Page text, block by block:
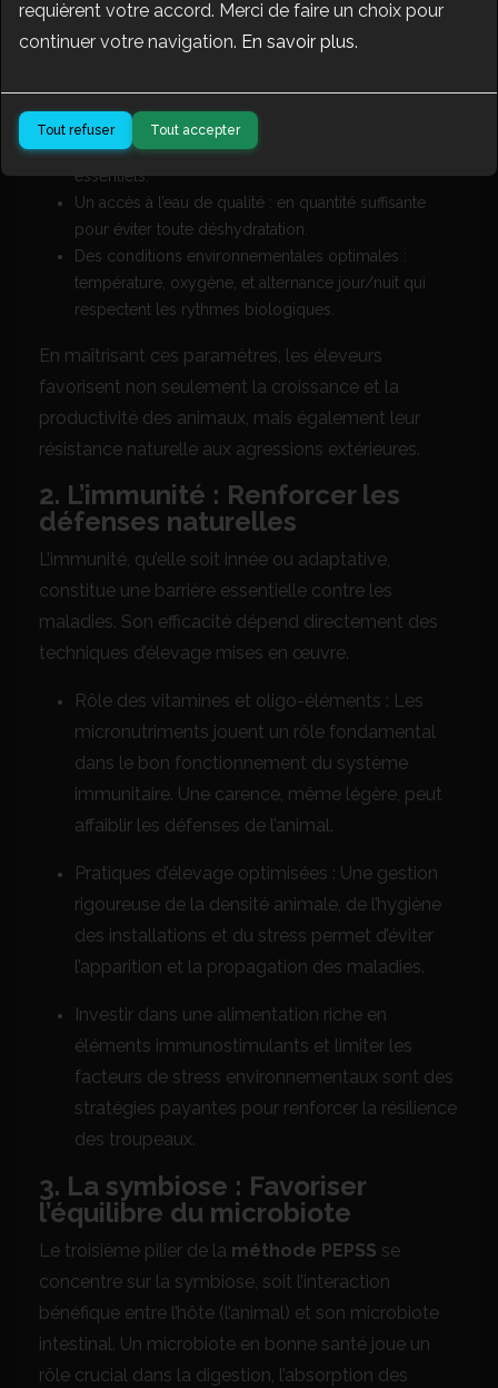
qui permettent aux organismes vivants de
maintenir un équilibre interne stable, malgré les
Une alimentation adaptée : équilibrée en nutriments
essentiels.
Un accès à l’eau de qualité : en quantité suffisante
pour éviter toute déshydratation.
Des conditions environnementales optimales :
température, oxygène, et alternance jour/nuit qui
respectent les rythmes biologiques.
En maîtrisant ces paramètres, les éleveurs
favorisent non seulement la croissance et la
productivité des animaux, mais également leur
résistance naturelle aux agressions extérieures.
2. L’immunité : Renforcer les
défenses naturelles
L’immunité, qu’elle soit innée ou adaptative,
constitue une barrière essentielle contre les
maladies. Son efficacité dépend directement des
techniques d’élevage mises en œuvre.
Rôle des vitamines et oligo-éléments : Les
micronutriments jouent un rôle fondamental
dans le bon fonctionnement du système
immunitaire. Une carence, même légère, peut
affaiblir les défenses de l’animal.
Pratiques d’élevage optimisées : Une gestion
rigoureuse de la densité animale, de l’hygiène
des installations et du stress permet d’éviter
l’apparition et la propagation des maladies.
Investir dans une alimentation riche en
éléments immunostimulants et limiter les
facteurs de stress environnementaux sont des
stratégies payantes pour renforcer la résilience
des troupeaux.
3. La symbiose : Favoriser
l’équilibre du microbiote
Le troisième pilier de la méthode PEPSS se
concentre sur la symbiose, soit l’interaction
bénéfique entre l’hôte (l’animal) et son microbiote
intestinal. Un microbiote en bonne santé joue un
rôle crucial dans la digestion, l’absorption des
requièrent votre accord. Merci de faire un choix pour
continuer votre navigation. En savoir plus.
Tout refuser Tout accepter